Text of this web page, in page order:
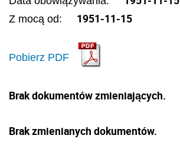
Z mocą od: 1951-11-15
Pobierz PDF
Brak dokumentów zmieniających.
Brak zmienianych dokumentów.